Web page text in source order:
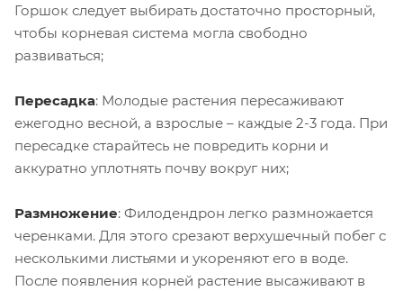
Горшок следует выбирать достаточно просторный,
чтобы корневая система могла свободно
развиваться;
Пересадка: Молодые растения пересаживают
ежегодно весной, а взрослые – каждые 2-3 года. При
пересадке старайтесь не повредить корни и
аккуратно уплотнять почву вокруг них;
Размножение: Филодендрон легко размножается
черенками. Для этого срезают верхушечный побег с
несколькими листьями и укореняют его в воде.
После появления корней растение высаживают в